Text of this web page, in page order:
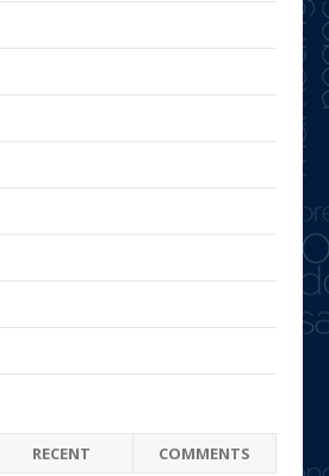
RECENT COMMENTS